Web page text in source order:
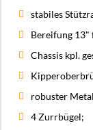
stabiles
Bereifung 13"
Chassis kpl.
robuster
4 Zurrbügel;